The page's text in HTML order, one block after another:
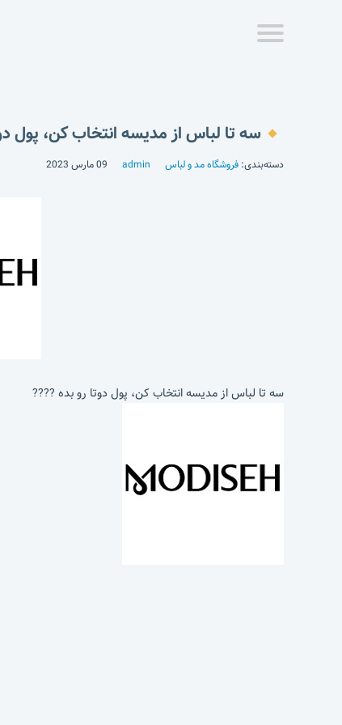
سه تا لباس از مدیسه انتخاب کن، پول
دسته‌بندی: فروشگاه مد و لباس admin 09 مارس 2023
سه تا لباس از مدیسه انتخاب کن، پول دوتا رو بده ????